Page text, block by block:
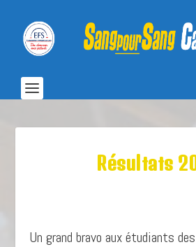
Résultats
Un grand bravo aux étudiants